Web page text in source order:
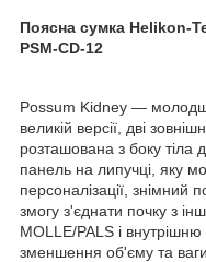
Поясна сумка Helikon-
PSM-CD-12
Possum Kidney —
великій версії, дві
розташована з боку тіла
панель на липучці, яку
персоналізації, знімний
змогу з'єднати почку з
MOLLE/PALS і
зменшення об'єму та